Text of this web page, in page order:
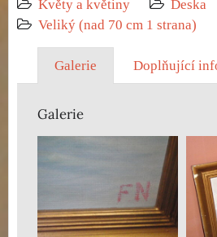
Květy a květiny
Deska
Veliký (nad 70 cm 1 strana)
Galerie Doplňující
Galerie